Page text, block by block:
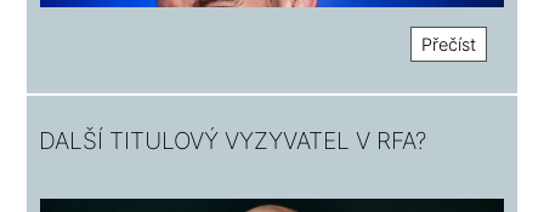
Přečíst
DALŠÍ TITULOVÝ VYZYVATEL V RFA?